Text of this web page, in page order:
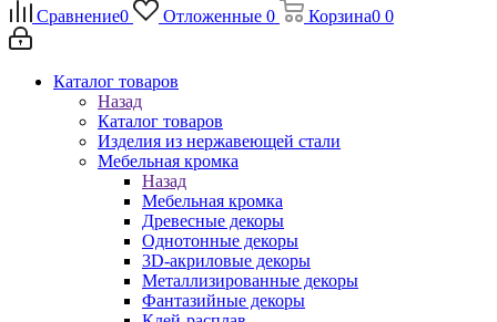
Сравнение0 Отложенные 0 Корзина0 0
Каталог товаров
Назад
Каталог товаров
Изделия из нержавеющей стали
Мебельная кромка
Назад
Мебельная кромка
Древесные декоры
Однотонные декоры
3D-акриловые декоры
Металлизированные декоры
Фантазийные декоры